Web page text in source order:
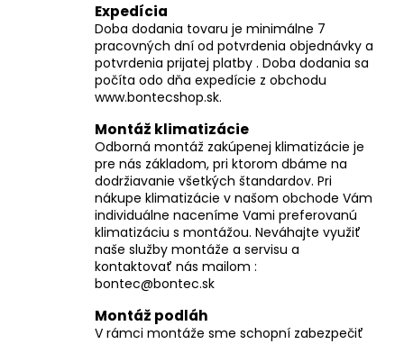
Expedícia
Doba dodania tovaru je minimálne 7
pracovných dní od potvrdenia objednávky a
potvrdenia prijatej platby . Doba dodania sa
počíta odo dňa expedície z obchodu
www.bontecshop.sk.
Montáž klimatizácie
Odborná montáž zakúpenej klimatizácie je
pre nás základom, pri ktorom dbáme na
dodržiavanie všetkých štandardov. Pri
nákupe klimatizácie v našom obchode Vám
individuálne naceníme Vami preferovanú
klimatizáciu s montážou. Neváhajte využiť
naše služby montáže a servisu a
kontaktovať nás mailom :
bontec@bontec.sk
Montáž podláh
V rámci montáže sme schopní zabezpečiť